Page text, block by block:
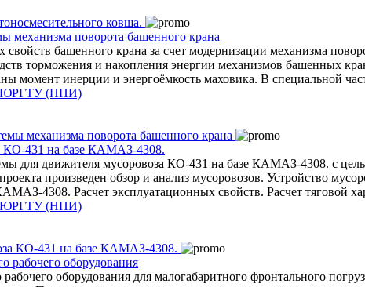
механизма поворота башенного крана
башенного крана за счет модернизации механизма
торможения и накопления энергии механизмов башенных
момент инерции и энергоёмкость маховика. В специальной
ЮРГТУ (НПИ)
КО-431 на базе КАМАЗ-4308.
для движителя мусоровоза КО-431 на базе КАМАЗ-4308. с
произведен обзор и анализ мусоровозов. Устройство
4308. Расчет эксплуатационных свойств. Расчет тяговой
ЮРГТУ (НПИ)
рабочего оборудования
оборудования для малогабаритного фронтального